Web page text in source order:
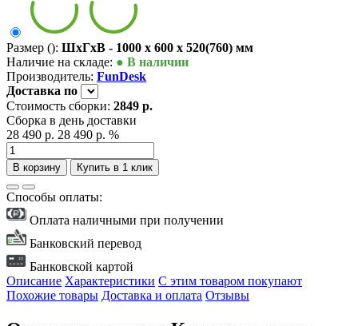
Размер (): ШxГxВ - 1000 x 600 x 520(760) мм
Наличие на складе: ● В наличии
Производитель: FunDesk
Доставка по
Стоимость сборки: 2849 р.
Сборка в день доставки
28 490 р. 28 490 р. %
В корзину Купить в 1 клик
Способы оплаты:
Оплата наличными при получении
Банковский перевод
Банковской картой
Описание Характеристики С этим товаром покупают
Похожие товары Доставка и оплата Отзывы